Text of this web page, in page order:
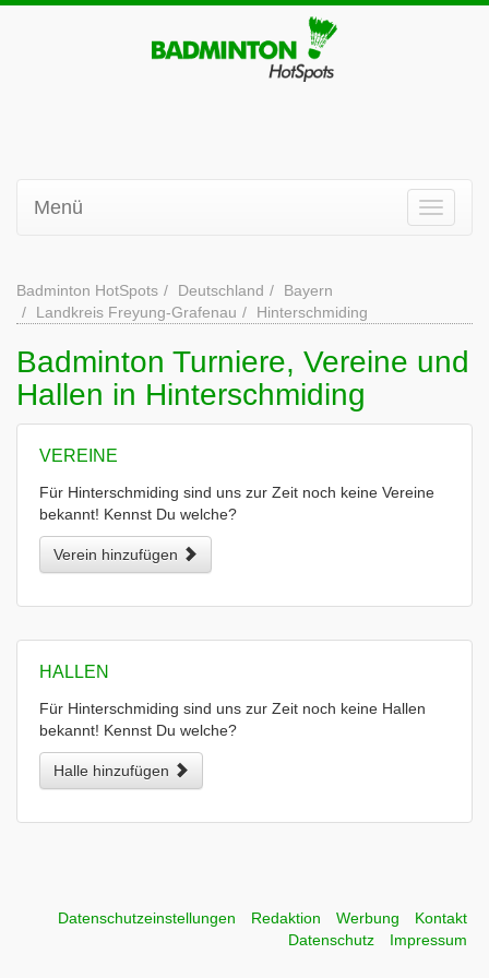
Menü
Badminton HotSpots Deutschland
Bayern
Landkreis Freyung-Grafenau
Hinterschmiding
Badminton Turniere, Vereine und
Hallen in Hinterschmiding
VEREINE
Für Hinterschmiding sind uns zur Zeit noch keine Vereine
bekannt! Kennst Du welche?
Verein hinzufügen
HALLEN
Für Hinterschmiding sind uns zur Zeit noch keine Hallen
bekannt! Kennst Du welche?
Halle hinzufügen
Datenschutzeinstellungen Redaktion Werbung
Kontakt
Datenschutz
Impressum